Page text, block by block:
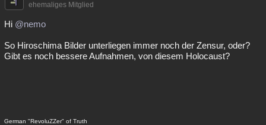
ehemaliges Mitglied
Hi @nemo
So Hiroschima Bilder unterliegen immer noch der Zensur, oder?
Gibt es noch bessere Aufnahmen, von diesem Holocaust?
German "RevoluZZer" of Truth